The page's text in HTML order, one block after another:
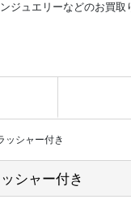
ュエリーなどのお買取
ッシャー付き
シャー付き